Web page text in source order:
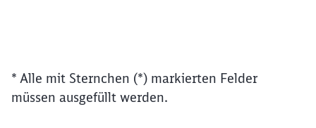
* Alle mit Sternchen (*) markierten Felder
müssen ausgefüllt werden.